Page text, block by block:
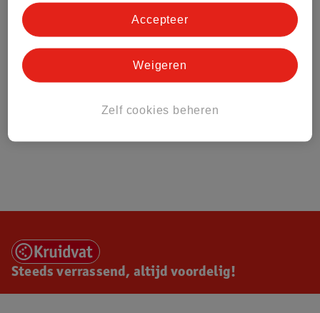
Steeds verrassend, altijd voordelig!
Zelf cookies beheren
Weigeren
Accepteer